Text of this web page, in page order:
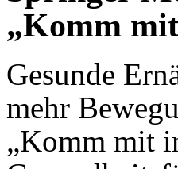
„Komm
Gesunde
mehr
„Komm mit